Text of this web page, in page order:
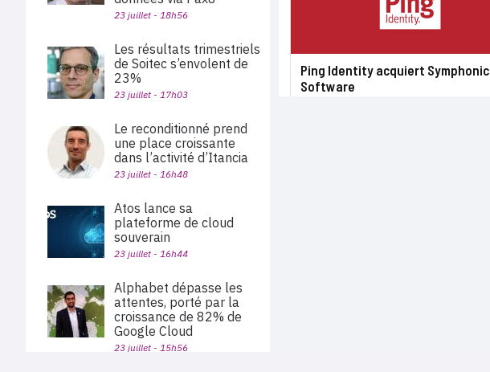
Ping Identity acquiert Symphonic
Software
23 juillet - 18h56
Les résultats trimestriels
de Soitec s’envolent de
23%
23 juillet - 17h03
Le reconditionné prend
une place croissante
dans l’activité d’Itancia
23 juillet - 16h48
Atos lance sa
plateforme de cloud
souverain
23 juillet - 16h44
Alphabet dépasse les
attentes, porté par la
croissance de 82% de
Google Cloud
23 juillet - 15h56